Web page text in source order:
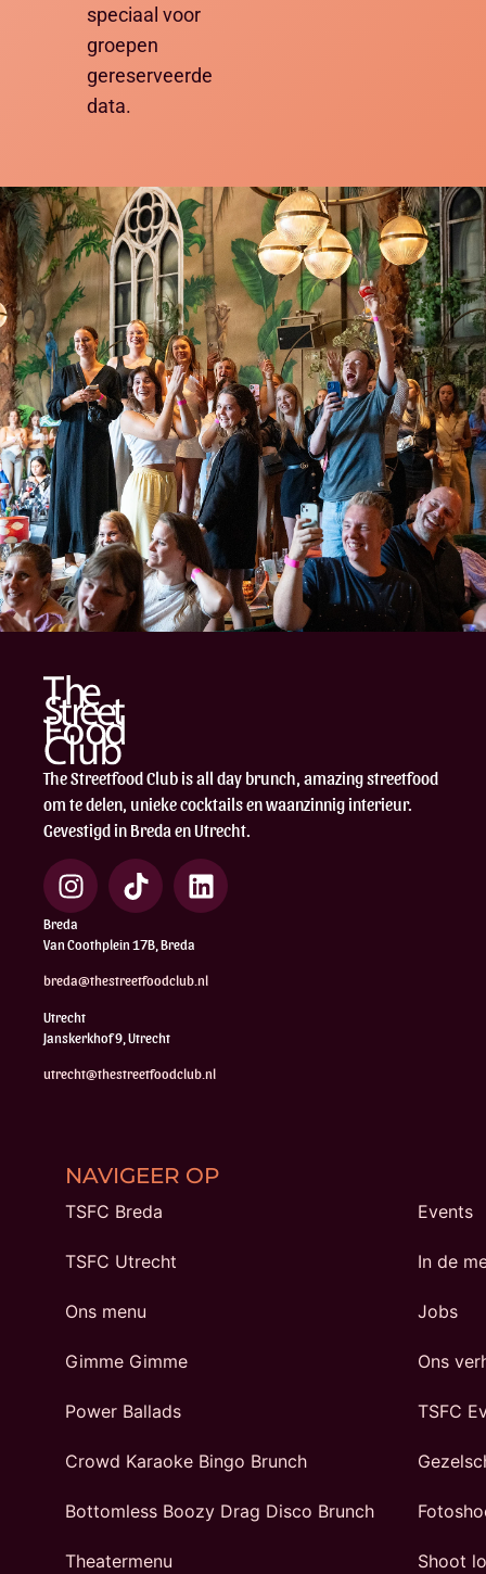
speciaal voor
groepen
gereserveerde
data.
The Streetfood Club is all day brunch, amazing streetfood
om te delen, unieke cocktails en waanzinnig interieur.
Gevestigd in Breda en Utrecht.
Breda
Van Coothplein 17B, Breda
breda@thestreetfoodclub.nl
Utrecht
Janskerkhof 9, Utrecht
utrecht@thestreetfoodclub.nl
NAVIGEER OP
TSFC Breda
TSFC Utrecht
Ons menu
Gimme Gimme
Power Ballads
Crowd Karaoke Bingo Brunch
Bottomless Boozy Drag Disco Brunch
Theatermenu
Events
In de
Jobs
Ons
TSFC
Shoot